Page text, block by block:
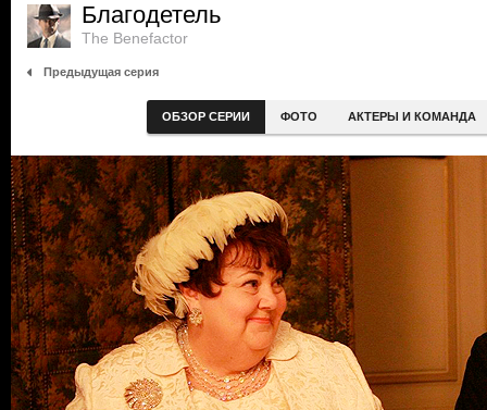
Благодетель
The Benefactor
Предыдущая серия
ОБЗОР СЕРИИ ФОТО АКТЕРЫ И КОМАНДА